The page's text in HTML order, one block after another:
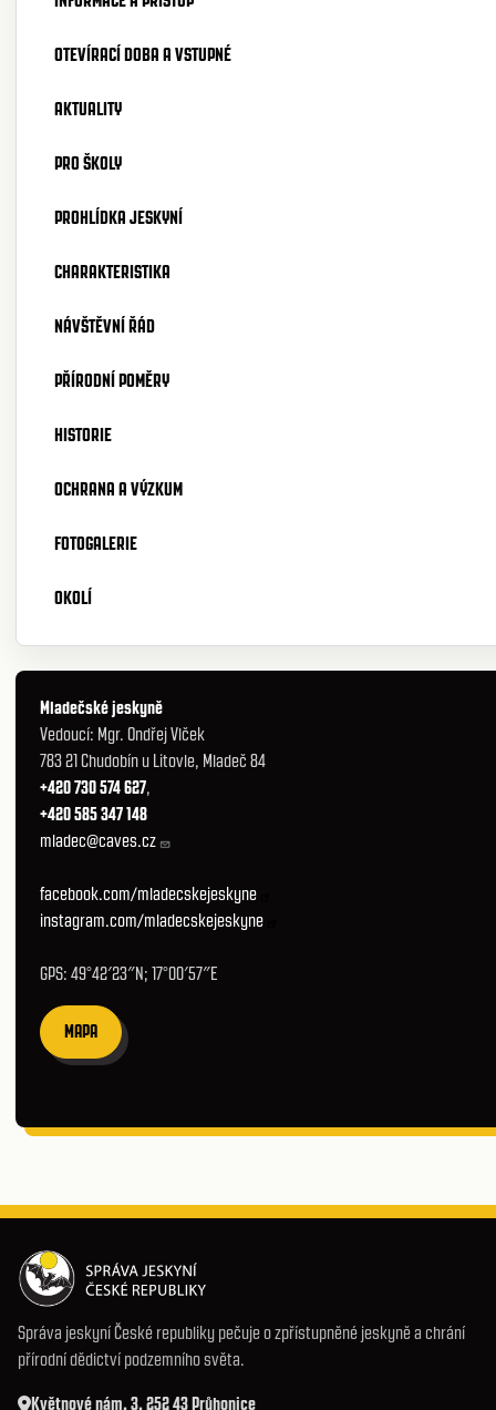
OTEVÍRACÍ DOBA A VSTUPNÉ
AKTUALITY
PRO ŠKOLY
PROHLÍDKA JESKYNÍ
CHARAKTERISTIKA
NÁVŠTĚVNÍ ŘÁD
PŘÍRODNÍ POMĚRY
HISTORIE
OCHRANA A VÝZKUM
FOTOGALERIE
OKOLÍ
Mladečské jeskyně
Vedoucí: Mgr. Ondřej Vlček
783 21 Chudobín u Litovle, Mladeč 84
+420 730 574 627,
+420 585 347 148
mladec@caves.cz
facebook.com/mladecskejeskyne
instagram.com/mladecskejeskyne
GPS: 49°42′23″N; 17°00′57″E
MAPA
Správa jeskyní České republiky pečuje o zpřístupněné jeskyně a chrání
přírodní dědictví podzemního světa.
Květnové nám. 3, 252 43 Průhonice